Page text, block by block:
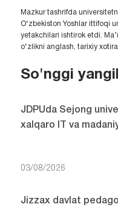
Mazkur tashrifda
O‘zbekiston Yoshlar ittifoqi
yetakchilari ishtirok etdi.
o‘zlikni anglash, tarixiy
So'nggi
JDPUda Sejong
xalqaro IT va
03/08/2026
Jizzax davlat